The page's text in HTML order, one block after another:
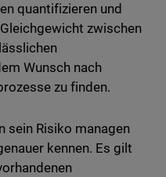
quantifizieren und
zwischen
Wunsch nach
zu finden.
sein Risiko managen
kennen. Es gilt